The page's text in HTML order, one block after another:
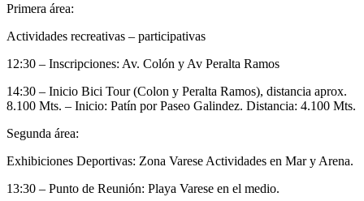
Primera área:
Actividades recreativas – participativas
12:30 – Inscripciones: Av. Colón y Av Peralta Ramos
14:30 – Inicio Bici Tour (Colon y Peralta Ramos), distancia aprox.
8.100 Mts. – Inicio: Patín por Paseo Galindez. Distancia: 4.100 Mts.
Segunda área:
Exhibiciones Deportivas: Zona Varese Actividades en Mar y Arena.
13:30 – Punto de Reunión: Playa Varese en el medio.